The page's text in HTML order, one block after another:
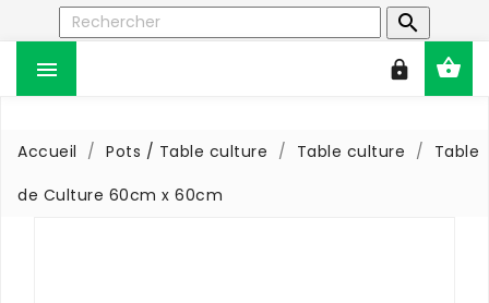



Accueil Pots / Table culture Table culture
Table
de Culture 60cm x 60cm